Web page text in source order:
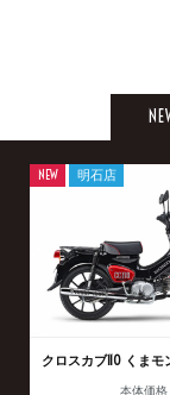
クロスカブ110 くま
本体価格
NEW 明石店